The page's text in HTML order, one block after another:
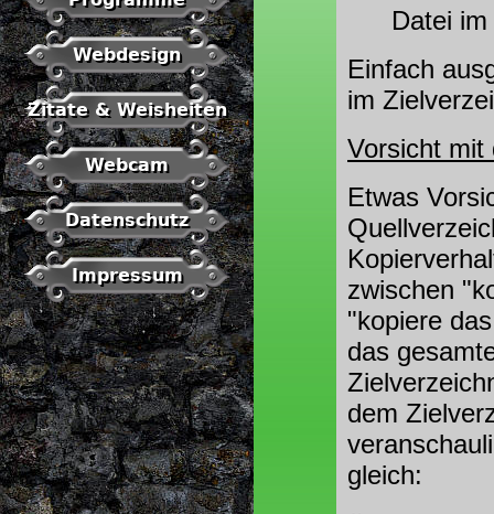
Webdesign
Zitate & Weisheiten
Webcam
Datenschutz
Impressum
Datei
Einfach
im
Vorsicht mit
Etwas
zwischen
"kopiere
das
dem
gleich: